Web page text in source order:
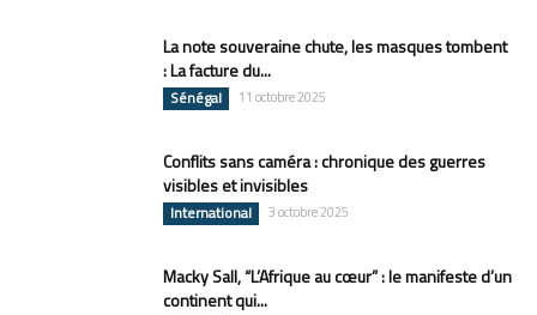
La note souveraine chute, les masques tombent
: La facture du...
Sénégal 11 octobre 2025
Conflits sans caméra : chronique des guerres
visibles et invisibles
International 3 octobre 2025
Macky Sall, “L’Afrique au cœur” : le manifeste d’un
continent qui...